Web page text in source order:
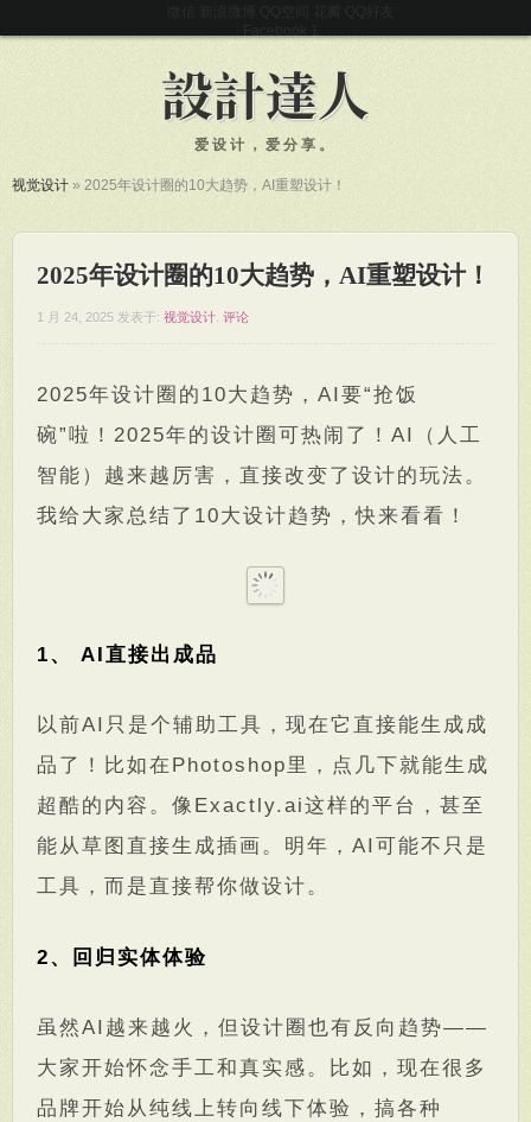
爱设计，爱分享。
视觉设计 » 2025年设计圈的10大趋势，AI重塑设计！
2025年设计圈的10大趋势，AI重塑设计！
1 月 24, 2025 发表于: 视觉设计 评论
2025年设计圈的10大趋势，AI要“抢饭
碗”啦！2025年的设计圈可热闹了！AI（人工
智能）越来越厉害，直接改变了设计的玩法。
我给大家总结了10大设计趋势，快来看看！
1、 AI直接出成品
以前AI只是个辅助工具，现在它直接能生成成
品了！比如在Photoshop里，点几下就能生成
超酷的内容。像Exactly.ai这样的平台，甚至
能从草图直接生成插画。明年，AI可能不只是
工具，而是直接帮你做设计。
2、回归实体体验
虽然AI越来越火，但设计圈也有反向趋势——
大家开始怀念手工和真实感。比如，现在很多
品牌开始从纯线上转向线下体验，搞各种